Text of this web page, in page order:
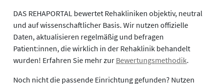
DAS REHAPORTAL bewertet Rehakliniken objektiv, neutral
und auf wissenschaftlicher Basis. Wir nutzen offizielle
Daten, aktualisieren regelmäßig und befragen
Patient:innen, die wirklich in der Rehaklinik behandelt
wurden! Erfahren Sie mehr zur Bewertungsmethodik.
Noch nicht die passende Einrichtung gefunden? Nutzen